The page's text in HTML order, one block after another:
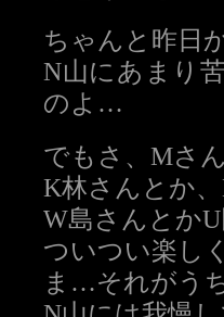
ちゃんと昨日
N山にあまり
のよ…
でもさ、Mさ
K林さんとか
W島さんとか
ついつい楽し
ま…それがう